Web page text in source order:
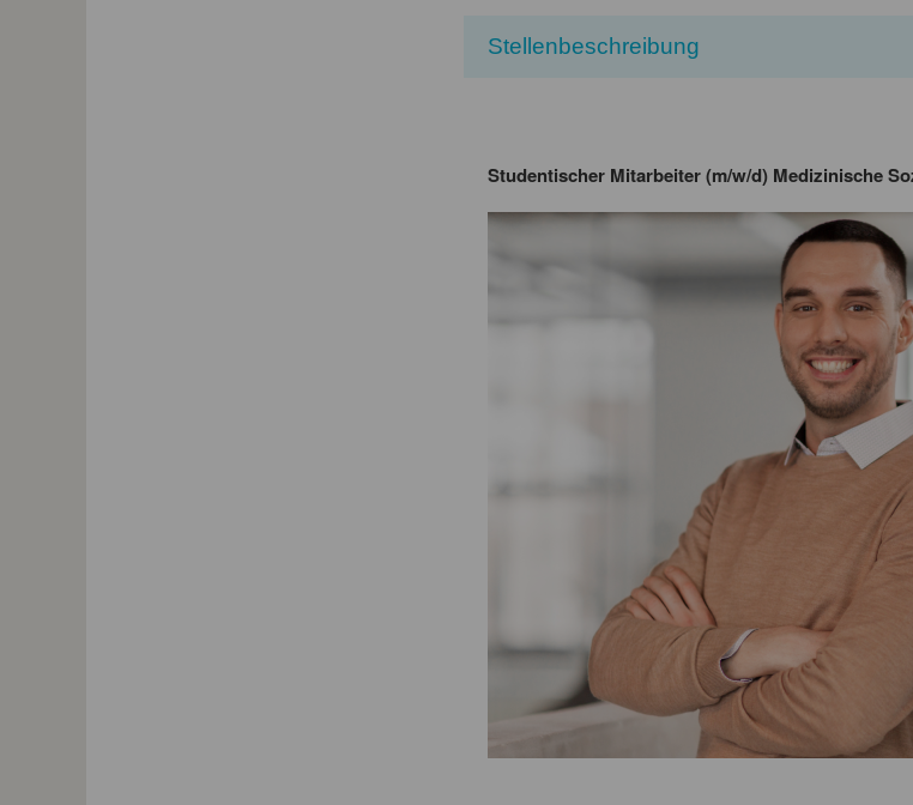
Stellenbeschreibung
Studentischer Mitarbeiter (m/w/d) Medizinische